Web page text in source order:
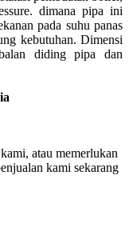
dimana pipa ini
pada suhu panas
kebutuhan. Dimensi
diding pipa dan
atau memerlukan
kami sekarang